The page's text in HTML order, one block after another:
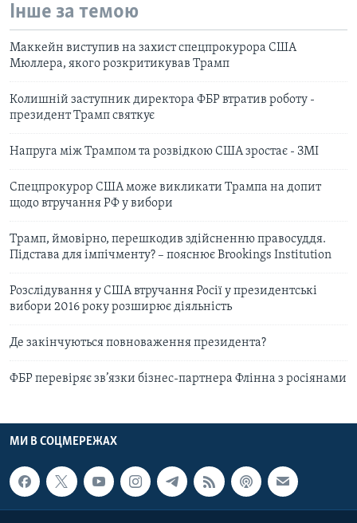
Інше за темою
Маккейн виступив на захист спецпрокурора США
Мюллера, якого розкритикував Трамп
Колишній заступник директора ФБР втратив роботу -
президент Трамп святкує
Напруга між Трампом та розвідкою США зростає - ЗМІ
Спецпрокурор США може викликати Трампа на допит
щодо втручання РФ у вибори
Трамп, ймовірно, перешкодив здійсненню правосуддя.
Підстава для імпічменту? – пояснює Brookings Institution
Розслідування у США втручання Росії у президентські
вибори 2016 року розширює діяльність
Де закінчуються повноваження президента?
ФБР перевіряє зв’язки бізнес-партнера Флінна з росіянами
МИ В СОЦМЕРЕЖАХ